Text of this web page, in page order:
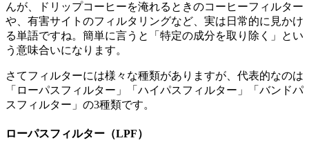
んが、ドリップコーヒーを淹れるときのコーヒーフィルター
や、有害サイトのフィルタリングなど、実は日常的に見かけ
る単語ですね。簡単に言うと「特定の成分を取り除く」とい
う意味合いになります。
さてフィルターには様々な種類がありますが、代表的なのは
「ローパスフィルター」「ハイパスフィルター」「バンドパ
スフィルター」の3種類です。
ローパスフィルター（LPF）